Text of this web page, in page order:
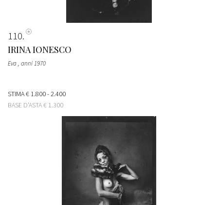
110
IRINA IONESCO
Eva, anni 1970
STIMA€ 1.800 - 2.400
BASE D'ASTA€ 1.300